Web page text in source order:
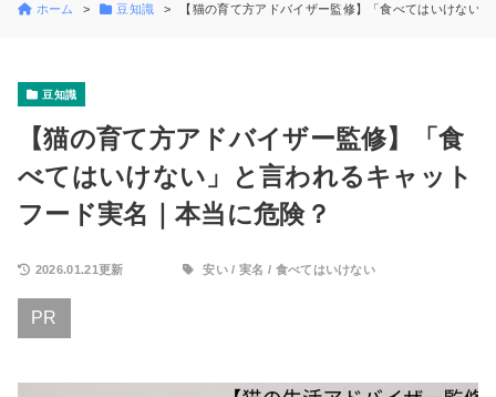
ホーム 豆知識 【猫の育て方アドバイザー監修】「食べてはいけない
豆知識
【猫の育て方アドバイザー監修】「食
べてはいけない」と言われるキャット
フード実名｜本当に危険？
2026.01.21更新 安い / 実名 / 食べてはいけない
PR